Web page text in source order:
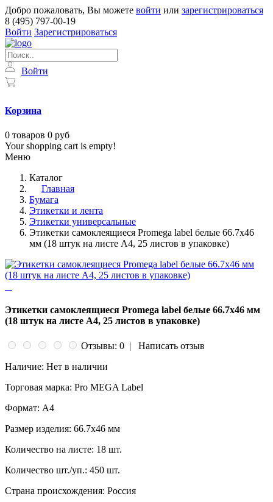
Добро пожаловать, Вы можете войти или зарегистрироваться
8 (495) 797-00-19
Войти Зарегистрироваться
Войти
Корзина
0 товаров 0 руб
Your shopping cart is empty!
Меню
Каталог
Главная
Бумага
Этикетки и лента
Этикетки универсальные
Этикетки самоклеящиеся Promega label белые 66.7х46
мм (18 штук на листе А4, 25 листов в упаковке)
Этикетки самоклеящиеся Promega label белые 66.7х46 мм
(18 штук на листе А4, 25 листов в упаковке)
Отзывы: 0 |
Написать отзыв
Наличие: Нет в наличии
Торговая марка: Pro MEGA Label
Формат: A4
Размер изделия: 66.7x46 мм
Количество на листе: 18 шт.
Количество шт./уп.: 450 шт.
Страна происхождения: Россия